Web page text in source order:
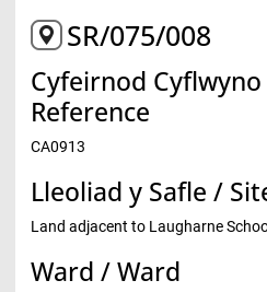
SR/075/008
Cyfeirnod
Reference
CA0913
Lleoliad y Safle /
Land adjacent to Laugharne
Ward / Ward